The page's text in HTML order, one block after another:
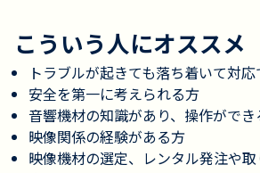
こういう人にオススメ
トラブルが起きても落ち着いて対
安全を第一に考えられる方
音響機材の知識があり、操作ができ
映像関係の経験がある方
映像機材の選定、レンタル発注や